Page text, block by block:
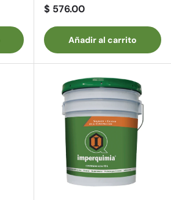
Precio normal
$ 576.00
Añadir al carrito